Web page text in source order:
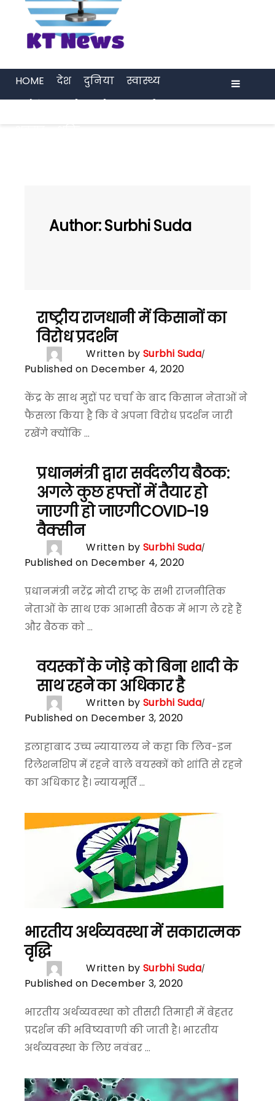
HOME देश दुनिया
स्वास्थ्य
Author:Surbhi Suda
राष्ट्रीय राजधानी में किसानों का
विरोध प्रदर्शन
Written by Surbhi Suda
Published on December 4, 2020
केंद्र के साथ मुद्दों पर चर्चा के बाद किसान नेताओं ने
फैसला किया है कि वे अपना विरोध प्रदर्शन जारी
रखेंगे क्योंकि ...
प्रधानमंत्री द्वारा सर्वदलीय बैठक:
अगले कुछ हफ्तों में तैयार हो
जाएगी हो जाएगीCOVID-19
वैक्सीन
Written by Surbhi Suda
Published on December 4, 2020
प्रधानमंत्री नरेंद्र मोदी राष्ट्र के सभी राजनीतिक
नेताओं के साथ एक आभासी बैठक में भाग ले रहे हैं
और बैठक को ...
वयस्कों के जोड़े को बिना शादी के
साथ रहने का अधिकार है
Written by Surbhi Suda
Published on December 3, 2020
इलाहाबाद उच्च न्यायालय ने कहा कि लिव-इन
रिलेशनशिप में रहने वाले वयस्कों को शांति से रहने
का अधिकार है। न्यायमूर्ति ...
भारतीय अर्थव्यवस्था में सकारात्मक
वृद्धि
Written by Surbhi Suda
Published on December 3, 2020
भारतीय अर्थव्यवस्था को तीसरी तिमाही में बेहतर
प्रदर्शन की भविष्यवाणी की जाती है। भारतीय
अर्थव्यवस्था के लिए नवंबर ...